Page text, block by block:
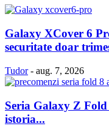
Galaxy XCover 6
securitate doar
Tudor - aug. 7, 2026
Seria Galaxy Z Fold
istoria...